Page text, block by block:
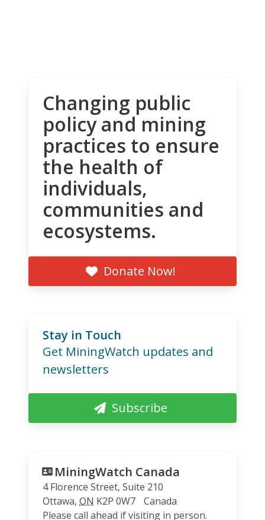
Changing public
policy and mining
practices to ensure
the health of
individuals,
communities and
ecosystems.
Donate Now!
Stay in Touch
Get MiningWatch updates and
newsletters
Subscribe
MiningWatch Canada
4 Florence Street, Suite 210
Ottawa, ON K2P 0W7
Canada
Please call ahead if visiting in person.